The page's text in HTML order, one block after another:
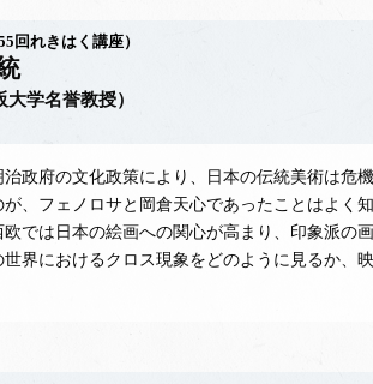
回れきはく講座）
学名誉教授）
政府の文化政策により、日本の伝統美術は危
、フェノロサと岡倉天心であったことはよく
では日本の絵画への関心が高まり、印象派の
界におけるクロス現象をどのように見るか、